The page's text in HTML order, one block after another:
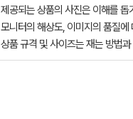
제공되는 상품의 사진은 이해를
모니터의 해상도, 이미지의 품질
상품 규격 및 사이즈는 재는 방법